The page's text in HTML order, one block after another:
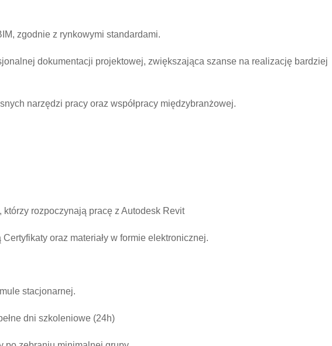
zgodnie z rynkowymi standardami.
dokumentacji projektowej, zwiększająca szanse na realizację bardziej
narzędzi pracy oraz współpracy międzybranżowej.
rozpoczynają pracę z Autodesk Revit
oraz materiały w formie elektronicznej.
stacjonarnej.
dni szkoleniowe (24h)